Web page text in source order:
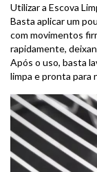
Utilizar a Escova
Basta aplicar um
com movimentos
rapidamente,
Após o uso, basta
limpa e pronta para